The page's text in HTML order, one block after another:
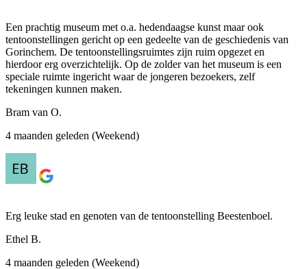
Een prachtig museum met o.a. hedendaagse kunst maar ook
tentoonstellingen gericht op een gedeelte van de geschiedenis van
Gorinchem. De tentoonstellingsruimtes zijn ruim opgezet en
hierdoor erg overzichtelijk. Op de zolder van het museum is een
speciale ruimte ingericht waar de jongeren bezoekers, zelf
tekeningen kunnen maken.
Bram van O.
4 maanden geleden (Weekend)
Erg leuke stad en genoten van de tentoonstelling Beestenboel.
Ethel B.
4 maanden geleden (Weekend)